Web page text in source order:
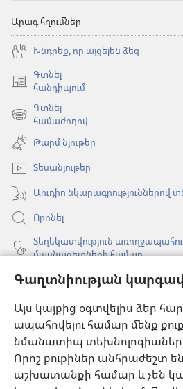
Գաղտնիության
Այս կայքից օգտվելիս ձեր
ապահովելու համար մենք
նմանատիպ տեխնոլոգիաներ
Որոշ քուքիներ անհրաժեշտ
աշխատանքի համար և չեն
Արագ հղումներ
Խնդրեք, որ այցելեն ձեզ
Գտնել
հանդիպում
(բացվում
նոր
պատուհան)
Գտնել
համաժողով
(բացվում
նոր
պատուհան)
Թարմ նյութեր
Տեսանյութեր
Աուդիո նկարագրություններով
Որոնել
Տեղեկատվություն
մասնագետների համար
Գլոբալ հաղորդակցություն
Օգնություն
Նվիրատվություններ
(բացվում
է
նոր
պատուհան)
Դիտարանի ՕՆԼԱՅՆ
(բացվում